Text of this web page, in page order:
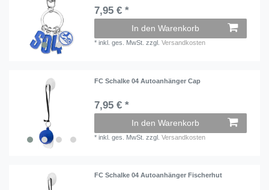
7,95 € *
In den Warenkorb
*inkl. ges. MwSt. zzgl.Versandkosten
FC Schalke 04 Autoanhänger Cap
7,95 € *
In den Warenkorb
*inkl. ges. MwSt. zzgl.Versandkosten
FC Schalke 04 Autoanhänger Fischerhut